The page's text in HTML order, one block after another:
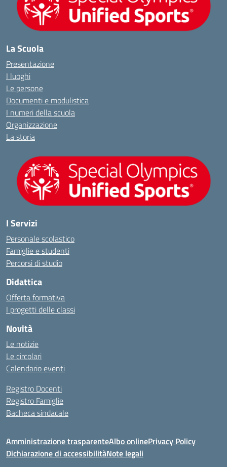
La Scuola
Presentazione
I luoghi
Le persone
Documenti e modulistica
I numeri della scuola
Organizzazione
La storia
I Servizi
Personale scolastico
Famiglie e studenti
Percorsi di studio
Didattica
Offerta formativa
I progetti delle classi
Novità
Le notizie
Le circolari
Calendario eventi
Registro Docenti
Registro Famiglie
Bacheca sindacale
Amministrazione trasparenteAlbo onlinePrivacy Policy
Dichiarazione di accessibilitàNote legali